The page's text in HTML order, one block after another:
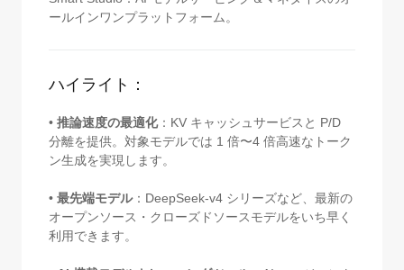
ールインワンプラットフォーム。
ハイライト：
• 推論速度の最適化：KV キャッシュサービスと P/D
分離を提供。対象モデルでは 1 倍〜4 倍高速なトーク
ン生成を実現します。
• 最先端モデル：DeepSeek-v4 シリーズなど、最新の
オープンソース・クローズドソースモデルをいち早く
利用できます。